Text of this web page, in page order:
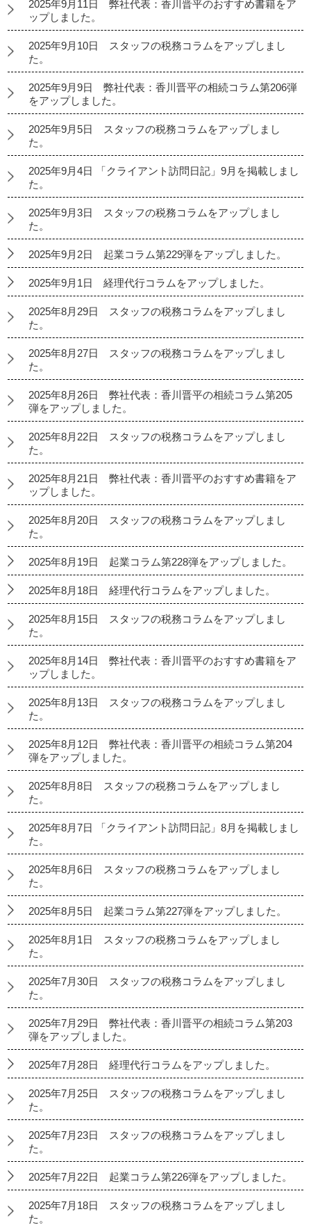
2025年9月11日 弊社代表：香川晋平のおすすめ書籍をア
ップしました。
2025年9月10日 スタッフの税務コラムをアップしまし
た。
2025年9月9日 弊社代表：香川晋平の相続コラム第206弾
をアップしました。
2025年9月5日 スタッフの税務コラムをアップしまし
た。
2025年9月4日 「クライアント訪問日記」9月を掲載しまし
た。
2025年9月3日 スタッフの税務コラムをアップしまし
た。
2025年9月2日 起業コラム第229弾をアップしました。
2025年9月1日 経理代行コラムをアップしました。
2025年8月29日 スタッフの税務コラムをアップしまし
た。
2025年8月27日 スタッフの税務コラムをアップしまし
た。
2025年8月26日 弊社代表：香川晋平の相続コラム第205
弾をアップしました。
2025年8月22日 スタッフの税務コラムをアップしまし
た。
2025年8月21日 弊社代表：香川晋平のおすすめ書籍をア
ップしました。
2025年8月20日 スタッフの税務コラムをアップしまし
た。
2025年8月19日 起業コラム第228弾をアップしました。
2025年8月18日 経理代行コラムをアップしました。
2025年8月15日 スタッフの税務コラムをアップしまし
た。
2025年8月14日 弊社代表：香川晋平のおすすめ書籍をア
ップしました。
2025年8月13日 スタッフの税務コラムをアップしまし
た。
2025年8月12日 弊社代表：香川晋平の相続コラム第204
弾をアップしました。
2025年8月8日 スタッフの税務コラムをアップしまし
た。
2025年8月7日 「クライアント訪問日記」8月を掲載しまし
た。
2025年8月6日 スタッフの税務コラムをアップしまし
た。
2025年8月5日 起業コラム第227弾をアップしました。
2025年8月1日 スタッフの税務コラムをアップしまし
た。
2025年7月30日 スタッフの税務コラムをアップしまし
た。
2025年7月29日 弊社代表：香川晋平の相続コラム第203
弾をアップしました。
2025年7月28日 経理代行コラムをアップしました。
2025年7月25日 スタッフの税務コラムをアップしまし
た。
2025年7月23日 スタッフの税務コラムをアップしまし
た。
2025年7月22日 起業コラム第226弾をアップしました。
2025年7月18日 スタッフの税務コラムをアップしまし
た。